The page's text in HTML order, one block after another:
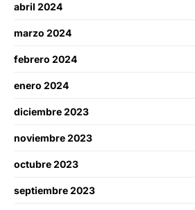
abril 2024
marzo 2024
febrero 2024
enero 2024
diciembre 2023
noviembre 2023
octubre 2023
septiembre 2023